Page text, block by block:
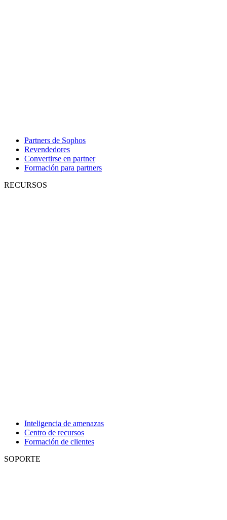
Partners de Sophos
Revendedores
Convertirse en partner
Formación para partners
RECURSOS
Inteligencia de amenazas
Centro de recursos
Formación de clientes
SOPORTE